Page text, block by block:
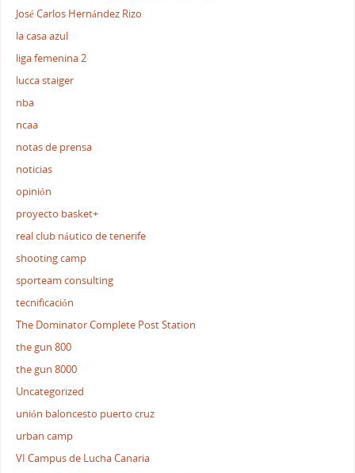
José Carlos Hernández Rizo
la casa azul
liga femenina 2
lucca staiger
nba
ncaa
notas de prensa
noticias
opinión
proyecto basket+
real club náutico de tenerife
shooting camp
sporteam consulting
tecnificación
The Dominator Complete Post Station
the gun 800
the gun 8000
Uncategorized
unión baloncesto puerto cruz
urban camp
VI Campus de Lucha Canaria